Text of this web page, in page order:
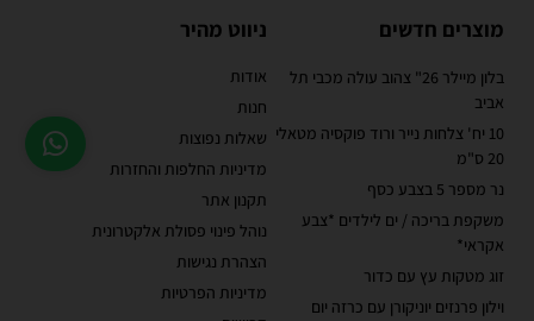
מוצרים חדשים
בלון מיילר 26" צהוב עולה מכבי תל
אביב
10 יח' צלחות נייר ורוד פוקסיה מטאלי
20 ס"מ
נר מספר 5 בצבע כסף
משקפת בריכה / ים לילדים *צבע
אקראי*
זוג מטקות עץ עם כדור
וילון פרנזים יוניקורן עם כרזה יום
ניווט מהיר
אודות
חנות
שאלות נפוצות
מדיניות החלפות והחזרות
תקנון אתר
נוהל פינוי פסולת אלקטרונית
הצהרת נגישות
מדיניות הפרטיות